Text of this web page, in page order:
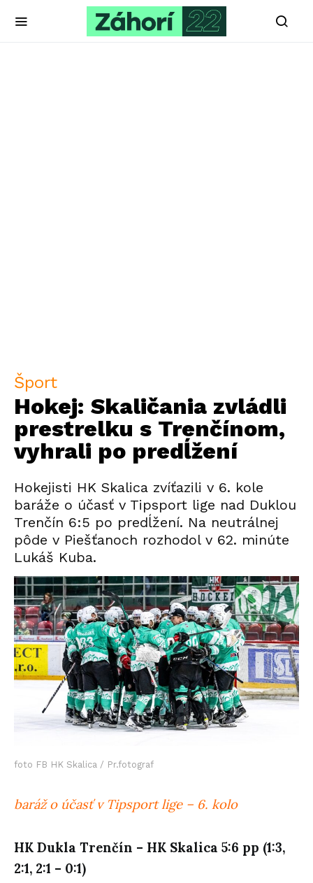
Šport
Hokej: Skaličania zvládli
prestrelku s Trenčínom,
vyhrali po predĺžení
Hokejisti HK Skalica zvíťazili v 6. kole
baráže o účasť v Tipsport lige nad Duklou
Trenčín 6:5 po predĺžení. Na neutrálnej
pôde v Piešťanoch rozhodol v 62. minúte
Lukáš Kuba.
foto FB HK Skalica / Pr.fotograf
baráž o účasť v Tipsport lige – 6. kolo
HK Dukla Trenčín – HK Skalica 5:6 pp (1:3,
2:1, 2:1 – 0:1)